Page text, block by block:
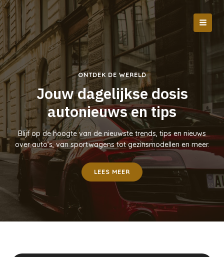
Ga
naar
de
inhoud
ONTDEK DE WERELD
Jouw dagelijkse dosis
autonieuws en tips
Blijf op de hoogte van de nieuwste trends, tips en nieuws
over auto’s, van sportwagens tot gezinsmodellen en meer.
LEES MEER